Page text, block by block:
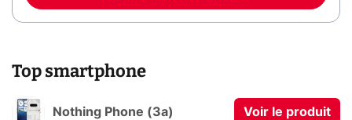
Top smartphone
Nothing Phone (3a) Voir le produit